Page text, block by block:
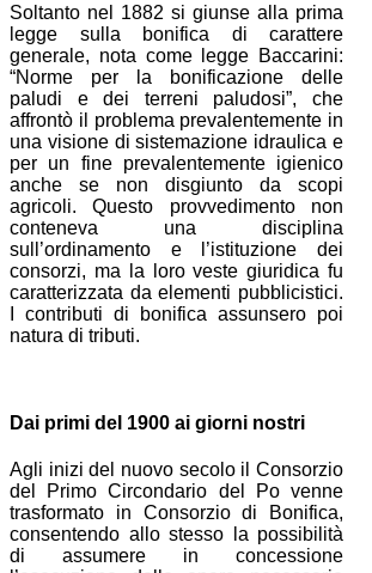
Soltanto nel 1882 si giunse alla prima
legge sulla bonifica di carattere
generale, nota come legge Baccarini:
“Norme per la bonificazione delle
paludi e dei terreni paludosi”, che
affrontò il problema prevalentemente in
una visione di sistemazione idraulica e
per un fine prevalentemente igienico
anche se non disgiunto da scopi
agricoli. Questo provvedimento non
conteneva una disciplina
sull’ordinamento e l’istituzione dei
consorzi, ma la loro veste giuridica fu
caratterizzata da elementi pubblicistici.
I contributi di bonifica assunsero poi
natura di tributi.
Dai primi del 1900 ai giorni nostri
Agli inizi del nuovo secolo il Consorzio
del Primo Circondario del Po venne
trasformato in Consorzio di Bonifica,
consentendo allo stesso la possibilità
di assumere in concessione